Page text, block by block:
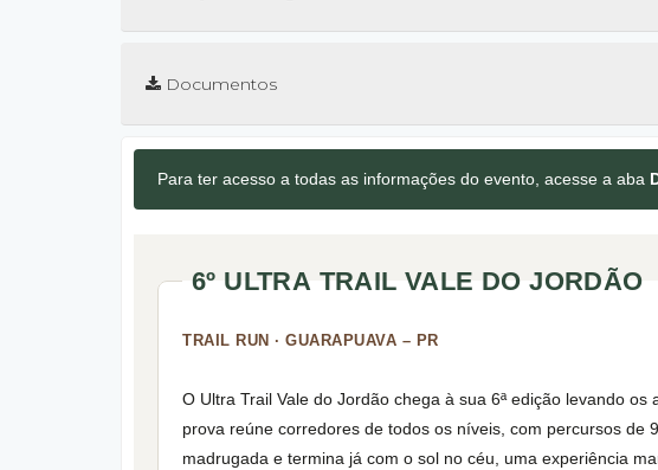
Documentos
Para ter acesso a todas as informações do evento, acesse a aba
6º ULTRA TRAIL VALE DO JORDÃO
TRAIL RUN · GUARAPUAVA – PR
O Ultra Trail Vale do Jordão chega à sua 6ª edição levando
prova reúne corredores de todos os níveis, com percursos
madrugada e termina já com o sol no céu, uma experiência